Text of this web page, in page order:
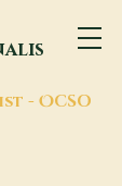
- OCSO